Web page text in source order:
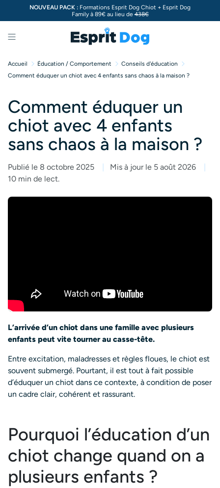
NOUVEAU PACK : Formations Esprit Dog Chiot + Esprit Dog
Family à 89€ au lieu de438€
Menu
Accueil Éducation / Comportement
Conseils d'éducation
Comment éduquer un chiot avec 4 enfants sans chaos à la maison ?
Comment éduquer un
chiot avec 4 enfants
sans chaos à la maison ?
Publié le 8 octobre 2025
Mis à jour le 5 août 2026
10 min de lect.
L’arrivée d’un chiot dans une famille avec plusieurs
enfants peut vite tourner au casse-tête.
Entre excitation, maladresses et règles floues, le chiot est
souvent submergé. Pourtant, il est tout à fait possible
d’éduquer un chiot dans ce contexte, à condition de poser
un cadre clair, cohérent et rassurant.
Pourquoi l’éducation d’un
chiot change quand on a
plusieurs enfants ?